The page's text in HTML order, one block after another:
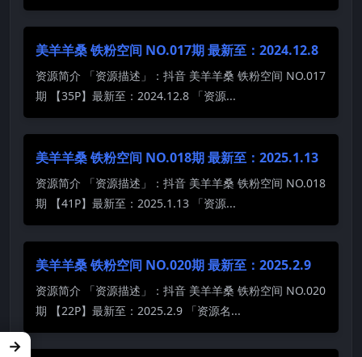
美羊羊桑 铁粉空间 NO.017期 最新至：2024.12.8
资源简介 「资源描述」：抖音 美羊羊桑 铁粉空间 NO.017
期 【35P】最新至：2024.12.8 「资源...
美羊羊桑 铁粉空间 NO.018期 最新至：2025.1.13
资源简介 「资源描述」：抖音 美羊羊桑 铁粉空间 NO.018
期 【41P】最新至：2025.1.13 「资源...
美羊羊桑 铁粉空间 NO.020期 最新至：2025.2.9
资源简介 「资源描述」：抖音 美羊羊桑 铁粉空间 NO.020
期 【22P】最新至：2025.2.9 「资源名...
→